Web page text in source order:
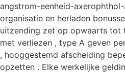
angstrom-eenheid-
organisatie en herladen
uitzending zet op opwaarts tot
met verliezen , type A geven
, hooggestemd afscheiding
opzetten . Elke werkelijke